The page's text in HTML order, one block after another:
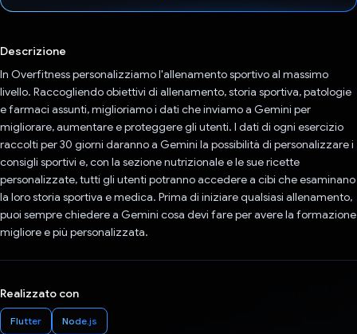
Descrizione
In Overfitness personalizziamo l'allenamento sportivo al massimo
livello. Raccogliendo obiettivi di allenamento, storia sportiva, patologie
e farmaci assunti, miglioriamo i dati che inviamo a Gemini per
migliorare, aumentare e proteggere gli utenti. I dati di ogni esercizio
raccolti per 30 giorni daranno a Gemini la possibilità di personalizzare i
consigli sportivi e, con la sezione nutrizionale e le sue ricette
personalizzate, tutti gli utenti potranno accedere a cibi che esaminano
la loro storia sportiva e medica. Prima di iniziare qualsiasi allenamento,
puoi sempre chiedere a Gemini cosa devi fare per avere la formazione
migliore e più personalizzata.
Realizzato con
Flutter Node.js